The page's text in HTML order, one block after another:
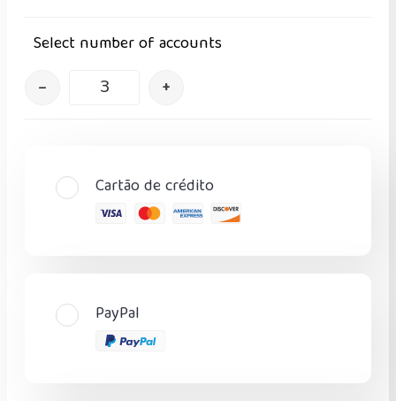
Select number of accounts
– +
Cartão de crédito
PayPal